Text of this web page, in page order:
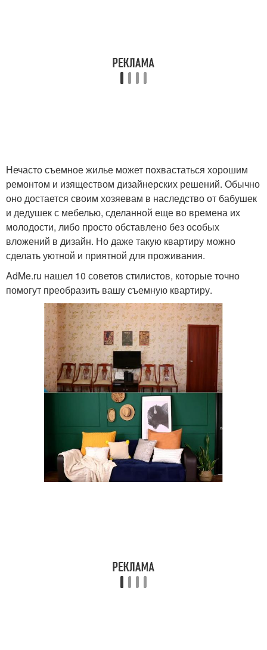
Нечасто съемное жилье может похвастаться хорошим
ремонтом и изяществом дизайнерских решений. Обычно
оно достается своим хозяевам в наследство от бабушек
и дедушек с мебелью, сделанной еще во времена их
молодости, либо просто обставлено без особых
вложений в дизайн. Но даже такую квартиру можно
сделать уютной и приятной для проживания.
AdMe.ru нашел 10 советов стилистов, которые точно
помогут преобразить вашу съемную квартиру.